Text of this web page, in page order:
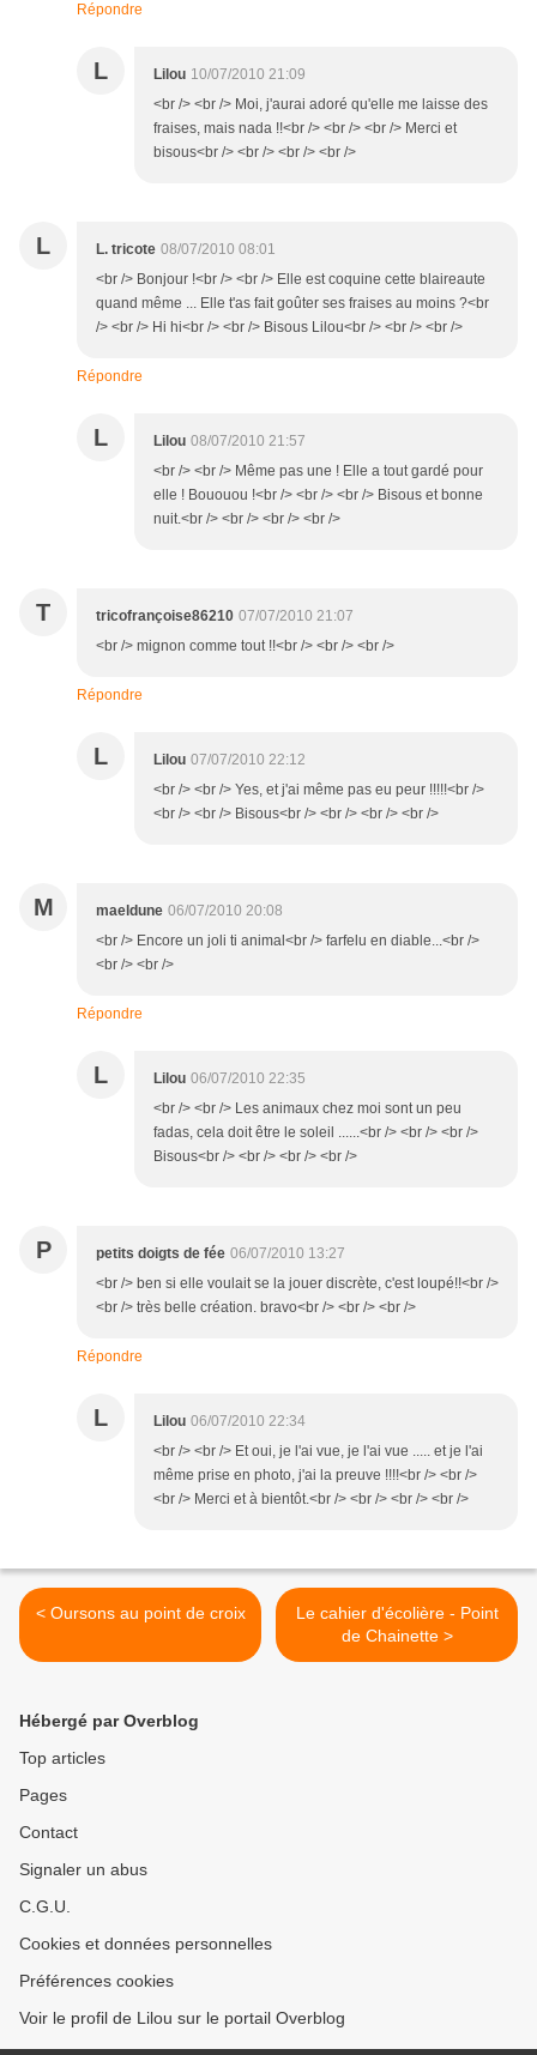
Répondre
L Lilou 10/07/2010 21:09
<br /> <br /> Moi, j'aurai adoré qu'elle me laisse des
fraises, mais nada !!<br /> <br /> <br /> Merci et
bisous<br /> <br /> <br /> <br />
L L. tricote 08/07/2010 08:01
<br /> Bonjour !<br /> <br /> Elle est coquine cette blaireaute
quand même ... Elle t'as fait goûter ses fraises au moins ?<br
/> <br /> Hi hi<br /> <br /> Bisous Lilou<br /> <br /> <br />
Répondre
L Lilou 08/07/2010 21:57
<br /> <br /> Même pas une ! Elle a tout gardé pour
elle ! Bououou !<br /> <br /> <br /> Bisous et bonne
nuit.<br /> <br /> <br /> <br />
T tricofrançoise86210 07/07/2010 21:07
<br /> mignon comme tout !!<br /> <br /> <br />
Répondre
L Lilou 07/07/2010 22:12
<br /> <br /> Yes, et j'ai même pas eu peur !!!!!<br />
<br /> <br /> Bisous<br /> <br /> <br /> <br />
M maeldune 06/07/2010 20:08
<br /> Encore un joli ti animal<br /> farfelu en diable...<br />
<br /> <br />
Répondre
L Lilou 06/07/2010 22:35
<br /> <br /> Les animaux chez moi sont un peu
fadas, cela doit être le soleil ......<br /> <br /> <br />
Bisous<br /> <br /> <br /> <br />
P petits doigts de fée 06/07/2010 13:27
<br /> ben si elle voulait se la jouer discrète, c'est loupé!!<br />
<br /> très belle création. bravo<br /> <br /> <br />
Répondre
L Lilou 06/07/2010 22:34
<br /> <br /> Et oui, je l'ai vue, je l'ai vue ..... et je l'ai
même prise en photo, j'ai la preuve !!!!<br /> <br />
<br /> Merci et à bientôt.<br /> <br /> <br /> <br />
< Oursons au point de croix
Le cahier d'écolière - Point
de Chainette >
Hébergé par Overblog
Top articles
Pages
Contact
Signaler un abus
C.G.U.
Cookies et données personnelles
Préférences cookies
Voir le profil de Lilou sur le portail Overblog